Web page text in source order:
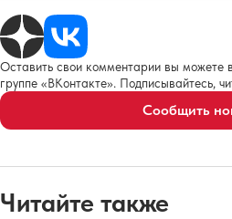
Оставить свои комментарии вы можете
группе «ВКонтакте». Подписывайтесь,
Сообщить
Читайте также